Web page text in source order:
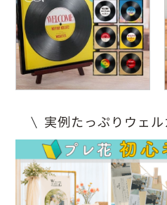
実例たっぷりウェ